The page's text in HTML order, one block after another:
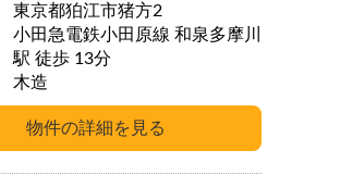
東京都狛江市猪方2
小田急電鉄小田原線 和泉多摩川
駅 徒歩 13分
木造